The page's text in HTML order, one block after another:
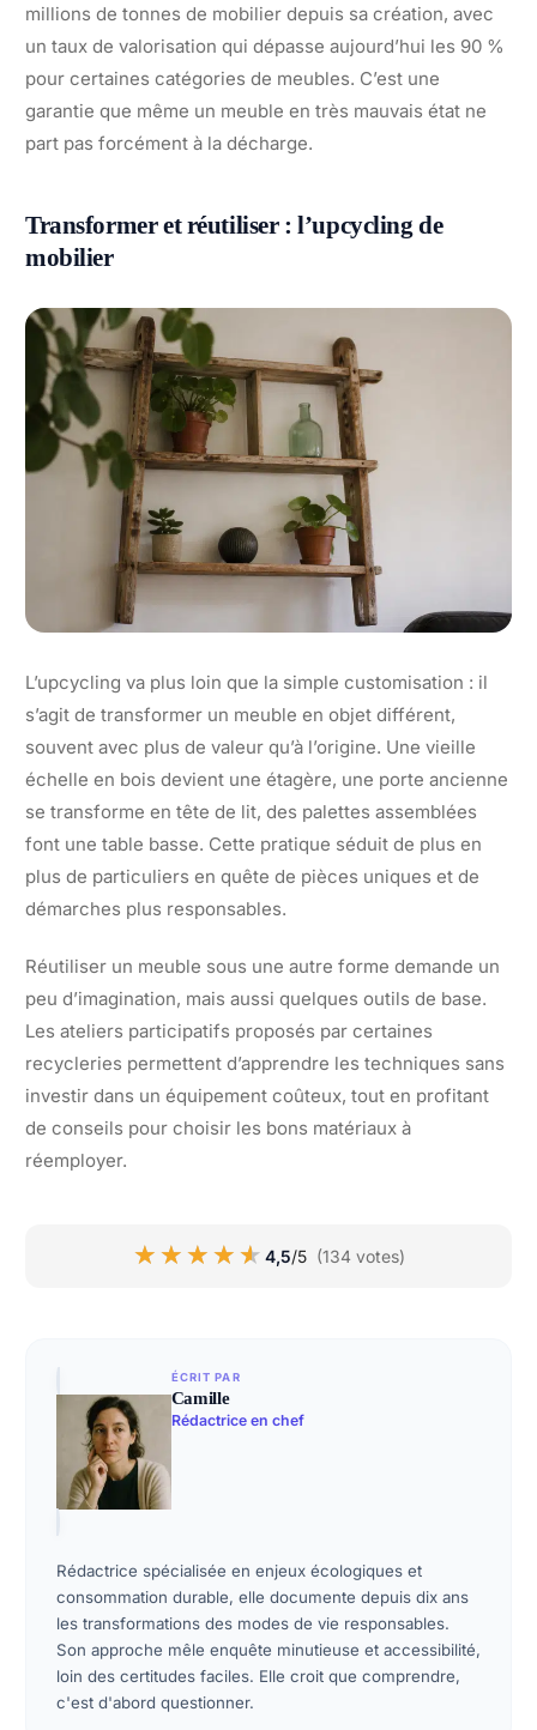
millions de tonnes de mobilier depuis sa création, avec
un taux de valorisation qui dépasse aujourd’hui les 90 %
pour certaines catégories de meubles. C’est une
garantie que même un meuble en très mauvais état ne
part pas forcément à la décharge.
Transformer et réutiliser : l’upcycling de
mobilier
L’upcycling va plus loin que la simple customisation : il
s’agit de transformer un meuble en objet différent,
souvent avec plus de valeur qu’à l’origine. Une vieille
échelle en bois devient une étagère, une porte ancienne
se transforme en tête de lit, des palettes assemblées
font une table basse. Cette pratique séduit de plus en
plus de particuliers en quête de pièces uniques et de
démarches plus responsables.
Réutiliser un meuble sous une autre forme demande un
peu d’imagination, mais aussi quelques outils de base.
Les ateliers participatifs proposés par certaines
recycleries permettent d’apprendre les techniques sans
investir dans un équipement coûteux, tout en profitant
de conseils pour choisir les bons matériaux à
réemployer.
★★★★★
★★★★★ 4,5/5 (134 votes)
ÉCRIT PAR
Camille
Rédactrice en chef
Rédactrice spécialisée en enjeux écologiques et
consommation durable, elle documente depuis dix ans
les transformations des modes de vie responsables.
Son approche mêle enquête minutieuse et accessibilité,
loin des certitudes faciles. Elle croit que comprendre,
c'est d'abord questionner.